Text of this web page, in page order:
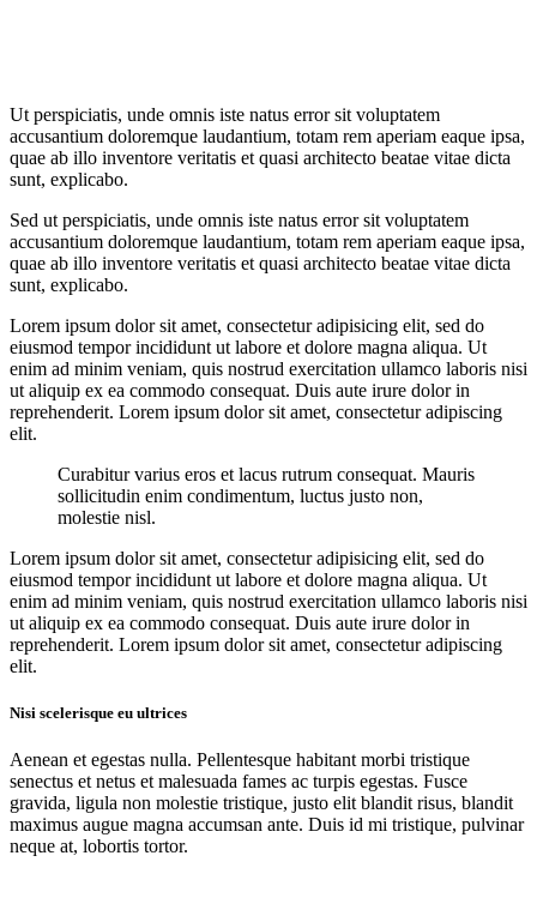
Ut perspiciatis, unde omnis iste natus error sit voluptatem
accusantium doloremque laudantium, totam rem aperiam eaque ipsa,
quae ab illo inventore veritatis et quasi architecto beatae vitae dicta
sunt, explicabo.
Sed ut perspiciatis, unde omnis iste natus error sit voluptatem
accusantium doloremque laudantium, totam rem aperiam eaque ipsa,
quae ab illo inventore veritatis et quasi architecto beatae vitae dicta
sunt, explicabo.
Lorem ipsum dolor sit amet, consectetur adipisicing elit, sed do
eiusmod tempor incididunt ut labore et dolore magna aliqua. Ut
enim ad minim veniam, quis nostrud exercitation ullamco laboris nisi
ut aliquip ex ea commodo consequat. Duis aute irure dolor in
reprehenderit. Lorem ipsum dolor sit amet, consectetur adipiscing
elit.
Curabitur varius eros et lacus rutrum consequat. Mauris
sollicitudin enim condimentum, luctus justo non,
molestie nisl.
Lorem ipsum dolor sit amet, consectetur adipisicing elit, sed do
eiusmod tempor incididunt ut labore et dolore magna aliqua. Ut
enim ad minim veniam, quis nostrud exercitation ullamco laboris nisi
ut aliquip ex ea commodo consequat. Duis aute irure dolor in
reprehenderit. Lorem ipsum dolor sit amet, consectetur adipiscing
elit.
Nisi scelerisque eu ultrices
Aenean et egestas nulla. Pellentesque habitant morbi tristique
senectus et netus et malesuada fames ac turpis egestas. Fusce
gravida, ligula non molestie tristique, justo elit blandit risus, blandit
maximus augue magna accumsan ante. Duis id mi tristique, pulvinar
neque at, lobortis tortor.